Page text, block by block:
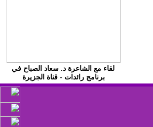
لقاء مع الشاعرة د. سعاد الصباح في
برنامج رائدات - قناة الجزيرة